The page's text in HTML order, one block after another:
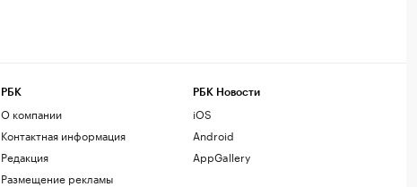
РБК
О компании
Контактная информация
Редакция
Размещение рекламы
РБК Новости
iOS
Android
AppGallery